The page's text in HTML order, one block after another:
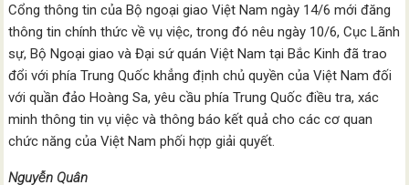
Cổng thông tin của Bộ ngoại giao Việt Nam ngày 14/6 mới đăng
thông tin chính thức về vụ việc, trong đó nêu ngày 10/6, Cục Lãnh
sự, Bộ Ngoại giao và Đại sứ quán Việt Nam tại Bắc Kinh đã trao
đổi với phía Trung Quốc khẳng định chủ quyền của Việt Nam đối
với quần đảo Hoàng Sa, yêu cầu phía Trung Quốc điều tra, xác
minh thông tin vụ việc và thông báo kết quả cho các cơ quan
chức năng của Việt Nam phối hợp giải quyết.
Nguyễn Quân